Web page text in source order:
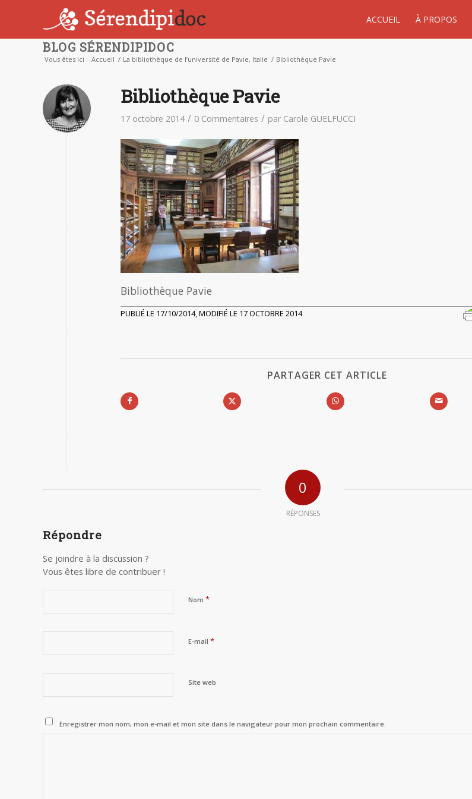
ACCUEIL À PROPOS
BLOG SÉRENDIPIDOC
Vous êtes ici : Accueil / La bibliothèque de l’université de Pavie, Italie / Bibliothèque Pavie
Bibliothèque Pavie
17 octobre 2014 / 0 Commentaires / par Carole GUELFUCCI
Bibliothèque Pavie
PUBLIÉ LE 17/10/2014, MODIFIÉ LE 17 OCTOBRE 2014
PARTAGER CET ARTICLE
0
RÉPONSES
Répondre
Se joindre à la discussion ?
Vous êtes libre de contribuer !
Nom *
E-mail *
Site web
Enregistrer mon nom, mon e-mail et mon site dans le navigateur pour mon prochain commentaire.